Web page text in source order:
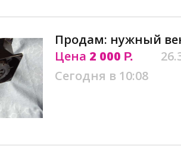
Продам: нужный
Цена 2 000 Р.
Сегодня в 10:08